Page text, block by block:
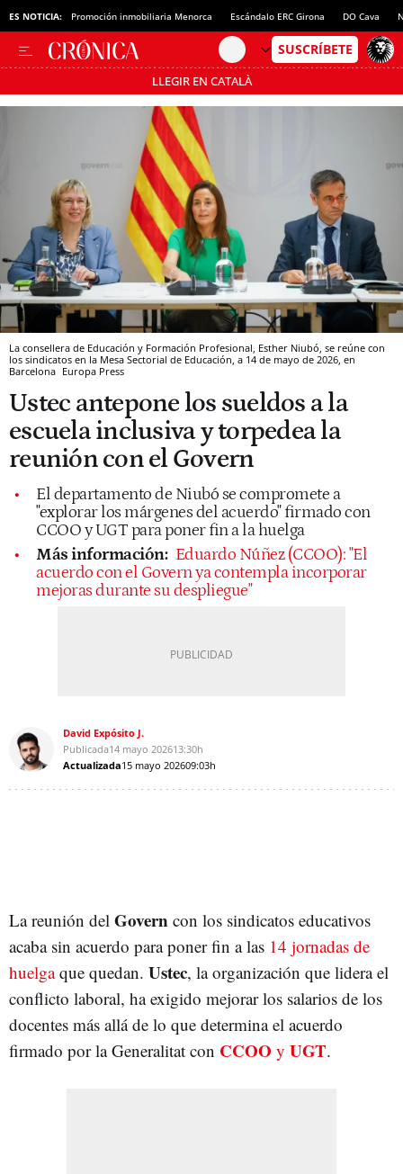
ES NOTICIA: Promoción inmobiliaria Menorca Escándalo ERC Girona DO Cava
LLEGIR EN CATALÀ
Pásate al MODO AHORRO
La consellera de Educación y Formación Profesional, Esther Niubó, se reúne con
los sindicatos en la Mesa Sectorial de Educación, a 14 de mayo de 2026, en
Barcelona Europa Press
Ustec antepone los sueldos a la
escuela inclusiva y torpedea la
reunión con el Govern
El departamento de Niubó se compromete a
"explorar los márgenes del acuerdo" firmado con
CCOO y UGT para poner fin a la huelga
Más información: Eduardo Núñez (CCOO): "El
acuerdo con el Govern ya contempla incorporar
mejoras durante su despliegue"
David Expósito J.
Publicada14 mayo 202613:30h
Actualizada15 mayo 202609:03h
La reunión del Govern con los sindicatos educativos
acaba sin acuerdo para poner fin a las 14 jornadas de
huelgaque quedan. Ustec, la organización que lidera el
conflicto laboral, ha exigido mejorar los salarios de los
docentes más allá de lo que determina el acuerdo
firmado por la Generalitat con CCOO y UGT.